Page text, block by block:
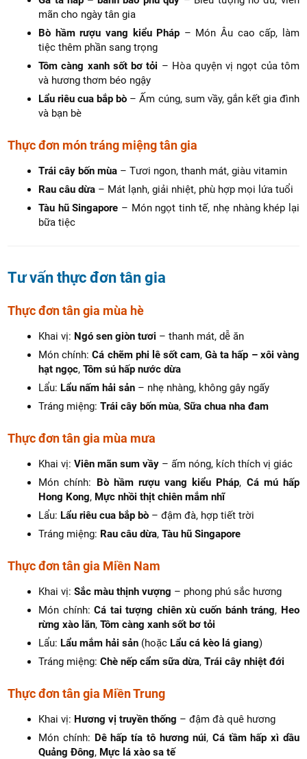
mãn cho ngày tân gia
Bò hầm rượu vang kiểu Pháp – Món Âu cao cấp, làm
tiệc thêm phần sang trọng
Tôm càng xanh sốt bơ tỏi – Hòa quyện vị ngọt của tôm
và hương thơm béo ngậy
Lẩu riêu cua bắp bò – Ấm cúng, sum vầy, gắn kết gia đình
và bạn bè
Thực đơn món tráng miệng tân gia
Trái cây bốn mùa – Tươi ngon, thanh mát, giàu vitamin
Rau câu dừa – Mát lạnh, giải nhiệt, phù hợp mọi lứa tuổi
Tàu hũ Singapore – Món ngọt tinh tế, nhẹ nhàng khép lại
bữa tiệc
Tư vấn thực đơn tân gia
Thực đơn tân gia mùa hè
Khai vị: Ngó sen giòn tươi – thanh mát, dễ ăn
Món chính:Cá chẽm phi lê sốt cam,Gà ta hấp – xôi vàng
hạt ngọc,Tôm sú hấp nước dừa
Lẩu: Lẩu nấm hải sản – nhẹ nhàng, không gây ngấy
Tráng miệng:Trái cây bốn mùa,Sữa chua nha đam
Thực đơn tân gia mùa mưa
Khai vị:Viên mãn sum vầy – ấm nóng, kích thích vị giác
Món chính: Bò hầm rượu vang kiểu Pháp, Cá mú hấp
Hong Kong, Mực nhồi thịt chiên mắm nhĩ
Lẩu: Lẩu riêu cua bắp bò – đậm đà, hợp tiết trời
Tráng miệng: Rau câu dừa,Tàu hũ Singapore
Thực đơn tân gia Miền Nam
Khai vị:Sắc màu thịnh vượng – phong phú sắc hương
Món chính:Cá tai tượng chiên xù cuốn bánh tráng, Heo
rừng xào lăn,Tôm càng xanh sốt bơ tỏi
Lẩu: Lẩu mắm hải sản (hoặc Lẩu cá kèo lá giang)
Tráng miệng:Chè nếp cẩm sữa dừa,Trái cây nhiệt đới
Thực đơn tân gia Miền Trung
Khai vị: Hương vị truyền thống – đậm đà quê hương
Món chính: Dê hấp tía tô hương núi, Cá tầm hấp xì dầu
Quảng Đông, Mực lá xào sa tế